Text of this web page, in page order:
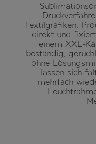
Textilgrafiken.
direkt und
einem XXL-
beständig,
ohne
lassen sich
mehrfach